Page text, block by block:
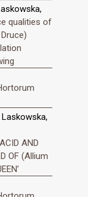
qualities of
AND
OF (Allium